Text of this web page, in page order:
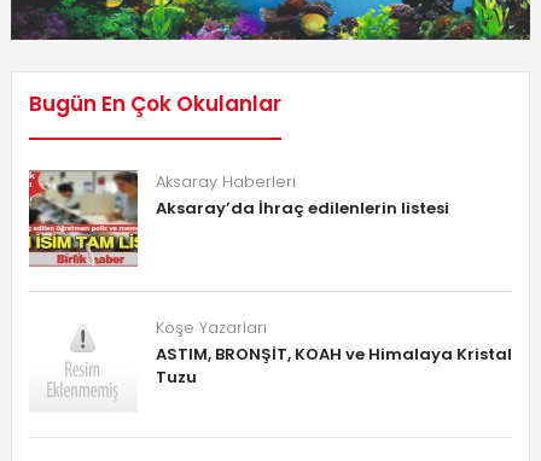
Bugün En Çok Okulanlar
Aksaray Haberleri
Aksaray’da İhraç edilenlerin listesi
Köşe Yazarları
ASTIM, BRONŞİT, KOAH ve Himalaya Kristal
Tuzu